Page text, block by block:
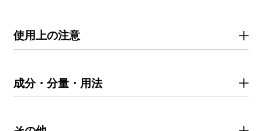
使用上の注意
成分・分量・用法